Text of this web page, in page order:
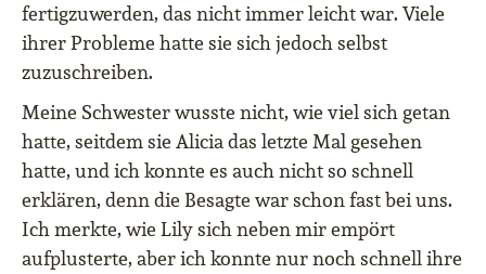
fertigzuwerden, das nicht immer leicht war. Viele
ihrer Probleme hatte sie sich jedoch selbst
zuzuschreiben.
Meine Schwester wusste nicht, wie viel sich getan
hatte, seitdem sie Alicia das letzte Mal gesehen
hatte, und ich konnte es auch nicht so schnell
erklären, denn die Besagte war schon fast bei uns.
Ich merkte, wie Lily sich neben mir empört
aufplusterte, aber ich konnte nur noch schnell ihre